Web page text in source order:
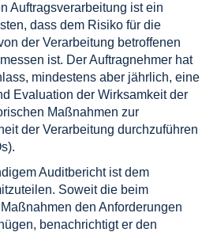
Auftragsverarbeitung ist ein
dass dem Risiko für die
der Verarbeitung betroffenen
ist. Der Auftragnehmer hat
mindestens aber jährlich, eine
Evaluation der Wirksamkeit der
Maßnahmen zur
der Verarbeitung durchzuführen
Auditbericht ist dem
Soweit die beim
den Anforderungen
benachrichtigt er den